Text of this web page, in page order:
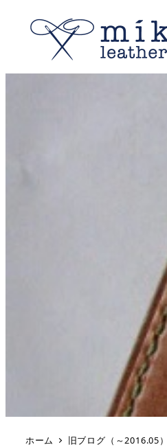
ホーム 旧ブログ（～2016.05）